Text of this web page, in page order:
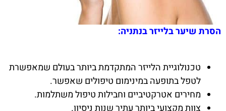
הסרת שיער בלייזר בנתניה:
טכנולוגיית הלייזר המתקדמת ביותר בעולם שמאפשרת
לטפל בתופעה במינימום טיפולים שאפשר.
מחירים אטרקטיביים וחבילות טיפול משתלמות.
צוות מקצועי ביותר עתיר שנות ניסיון.